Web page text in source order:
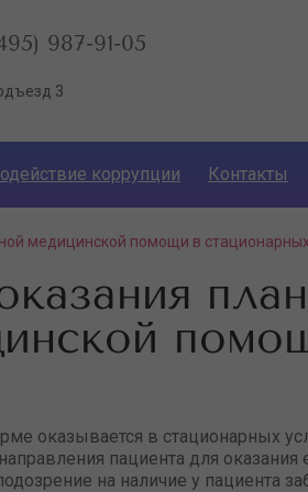
987-91-05
3
коррупции Контакты
медицинской помощи в стационарных
оказывается в стационарных
пациента для оказания
на наличие у пациента